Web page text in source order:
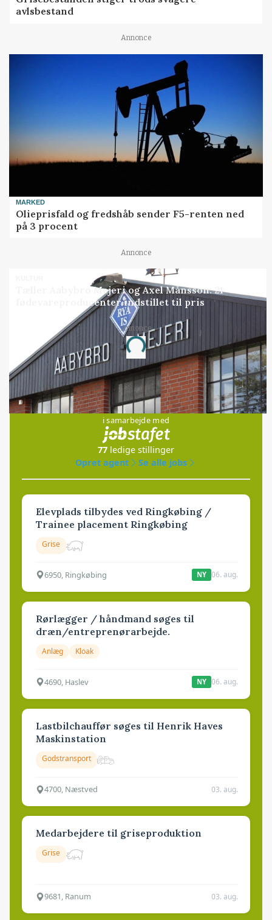
avlsbestand
Annonce
MARKED
Olieprisfald og fredshåb sender F5-renten ned
på 3 procent
Annonce
Tæller Aabybro Mejeri og Axel Månsson: 21
fødevareproducenter indstillet til pris
Annonce
Loading...
Jobs
i samarbejde med
77 ledige stillinger
Opret agent
Se alle jobs
Elevplads tilbydes ved Ringkøbing /
Trainee placement Ringkøbing
Grise
6950, Ringkøbing NY 06. aug.
Rørlægger / håndmand søges til
dræn/entreprenørarbejde.
Anlæg Kloak
4690, Haslev NY 06. aug.
Lastbilchauffør søges til Henrik Haves
Maskinstation
Godstransport
4700, Næstved 03. aug.
Medarbejdere til griseproduktion
Grise
9681, Ranum 03. aug.